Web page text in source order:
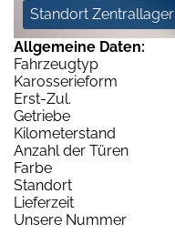
Standort Zentrallager
Allgemeine Daten:
Fahrzeugtyp
Karosserieform
Erst-Zul.
Getriebe
Kilometerstand
Anzahl der Türen
Farbe
Standort
Lieferzeit
Unsere Nummer